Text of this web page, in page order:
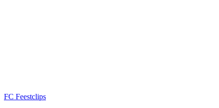
FC Feestclips